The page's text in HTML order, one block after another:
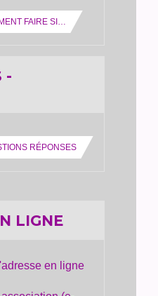
FAIRE SI…
-
RÉPONSES
LIGNE
en ligne